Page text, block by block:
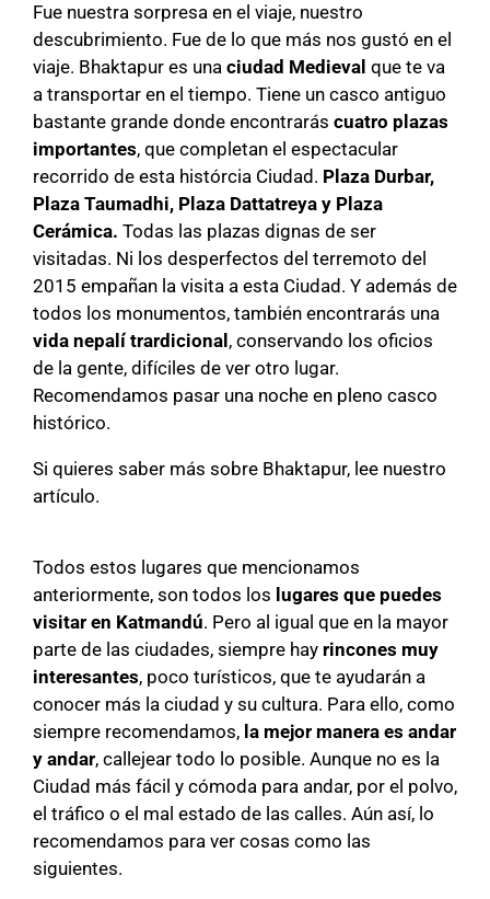
Fue nuestra sorpresa en el viaje, nuestro
descubrimiento. Fue de lo que más nos gustó en el
viaje. Bhaktapur es una ciudad Medieval que te va
a transportar en el tiempo. Tiene un casco antiguo
bastante grande donde encontrarás cuatro plazas
importantes, que completan el espectacular
recorrido de esta histórcia Ciudad. Plaza Durbar,
Plaza Taumadhi, Plaza Dattatreya y Plaza
Cerámica. Todas las plazas dignas de ser
visitadas. Ni los desperfectos del terremoto del
2015 empañan la visita a esta Ciudad. Y además de
todos los monumentos, también encontrarás una
vida nepalí trardicional , conservando los oficios
de la gente, difíciles de ver otro lugar.
Recomendamos pasar una noche en pleno casco
histórico.
Si quieres saber más sobre Bhaktapur, lee nuestro
artículo.
Todos estos lugares que mencionamos
anteriormente, son todos los lugares que puedes
visitar en Katmandú. Pero al igual que en la mayor
parte de las ciudades, siempre hay rincones muy
interesantes, poco turísticos, que te ayudarán a
conocer más la ciudad y su cultura. Para ello, como
siempre recomendamos, la mejor manera es andar
y andar, callejear todo lo posible. Aunque no es la
Ciudad más fácil y cómoda para andar, por el polvo,
el tráfico o el mal estado de las calles. Aún así, lo
recomendamos para ver cosas como las
siguientes.